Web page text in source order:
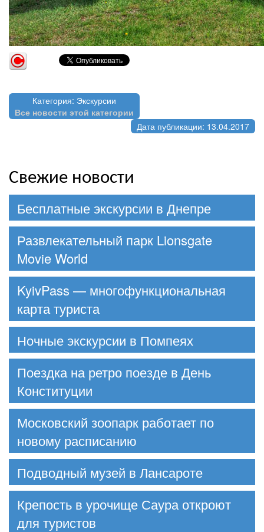
Категория: Экскурсии
Все новости этой категории
Дата публикации: 13.04.2017
Свежие новости
Бесплатные экскурсии в Днепре
Развлекательный парк Lionsgate
Movie World
KyivPass — многофункциональная
карта туриста
Ночные экскурсии в Помпеях
Поездка на ретро поезде в День
Конституции
Московский зоопарк работает по
новому расписанию
Подводный музей в Лансароте
Крепость в урочище Саура откроют
для туристов